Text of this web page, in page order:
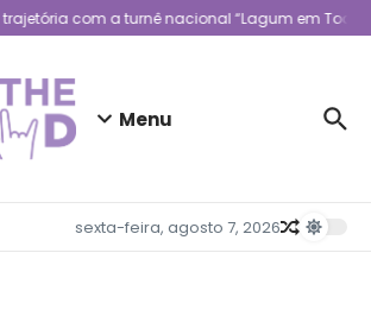
com a turnê nacional “Lagum em Todo
Menu
sexta-feira, agosto 7, 2026